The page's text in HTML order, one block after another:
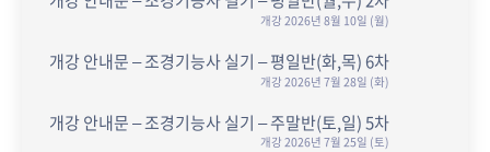
개강 2026년 8월 10일 (월)
개강 안내문 – 조경기능사 실기 – 평일반(화,목) 6차
개강 2026년 7월 28일 (화)
개강 안내문 – 조경기능사 실기 – 주말반(토,일) 5차
개강 2026년 7월 25일 (토)